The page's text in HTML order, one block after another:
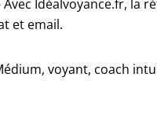
Idéalvoyance.fr, la
et email.
voyant, coach